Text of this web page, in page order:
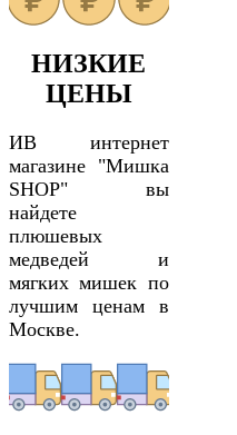
НИЗКИЕ
ЦЕНЫ
ИВ интернет
магазине "Мишка
SHOP" вы
найдете
плюшевых
медведей и
мягких мишек по
лучшим ценам в
Москве.